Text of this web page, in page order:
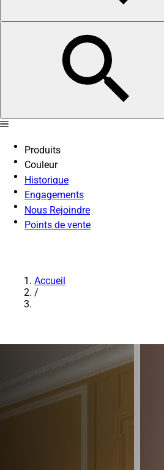
Produits
Couleur
Historique
Engagements
Nous Rejoindre
Points de vente
Accueil
/